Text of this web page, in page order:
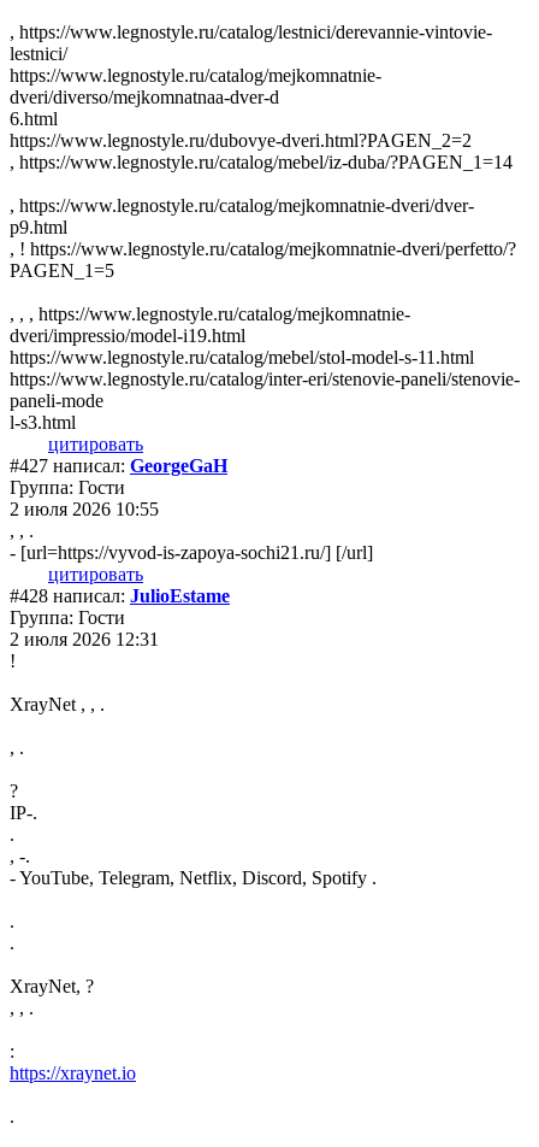
, https://www.legnostyle.ru/catalog/lestnici/derevannie-vintovie-
lestnici/
https://www.legnostyle.ru/catalog/mejkomnatnie-
dveri/diverso/mejkomnatnaa-dver-d
6.html
https://www.legnostyle.ru/dubovye-dveri.html?PAGEN_2=2
, https://www.legnostyle.ru/catalog/mebel/iz-duba/?PAGEN_1=14
, https://www.legnostyle.ru/catalog/mejkomnatnie-dveri/dver-
p9.html
, ! https://www.legnostyle.ru/catalog/mejkomnatnie-dveri/perfetto/?
PAGEN_1=5
, , , https://www.legnostyle.ru/catalog/mejkomnatnie-
dveri/impressio/model-i19.html
https://www.legnostyle.ru/catalog/mebel/stol-model-s-11.html
https://www.legnostyle.ru/catalog/inter-eri/stenovie-paneli/stenovie-
paneli-mode
l-s3.html
цитировать
#427 написал: GeorgeGaH
Группа: Гости
2 июля 2026 10:55
, , .
- [url=https://vyvod-is-zapoya-sochi21.ru/] [/url]
цитировать
#428 написал: JulioEstame
Группа: Гости
2 июля 2026 12:31
!
XrayNet , , .
, .
?
IP-.
.
, -.
- YouTube, Telegram, Netflix, Discord, Spotify .
.
.
XrayNet, ?
, , .
:
https://xraynet.io
.